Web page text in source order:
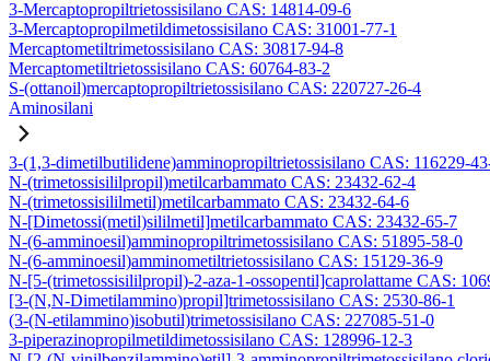
3-Mercaptopropiltrietossisilano CAS: 14814-09-6
3-Mercaptopropilmetildimetossisilano CAS: 31001-77-1
Mercaptometiltrimetossisilano CAS: 30817-94-8
Mercaptometiltrietossisilano CAS: 60764-83-2
S-(ottanoil)mercaptopropiltrietossisilano CAS: 220727-26-4
Aminosilani
3-(1,3-dimetilbutilidene)amminopropiltrietossisilano CAS: 116229-
N-(trimetossisililpropil)metilcarbammato CAS: 23432-62-4
N-(trimetossisililmetil)metilcarbammato CAS: 23432-64-6
N-[Dimetossi(metil)sililmetil]metilcarbammato CAS: 23432-65-7
N-(6-amminoesil)amminopropiltrimetossisilano CAS: 51895-58-0
N-(6-amminoesil)amminometiltrietossisilano CAS: 15129-36-9
N-[5-(trimetossisililpropil)-2-aza-1-ossopentil]caprolattame CAS:
[3-(N,N-Dimetilammino)propil]trimetossisilano CAS: 2530-86-1
(3-(N-etilammino)isobutil)trimetossisilano CAS: 227085-51-0
3-piperazinopropilmetildimetossisilano CAS: 128996-12-3